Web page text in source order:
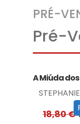
PRÉ-
Pré-
18,80€